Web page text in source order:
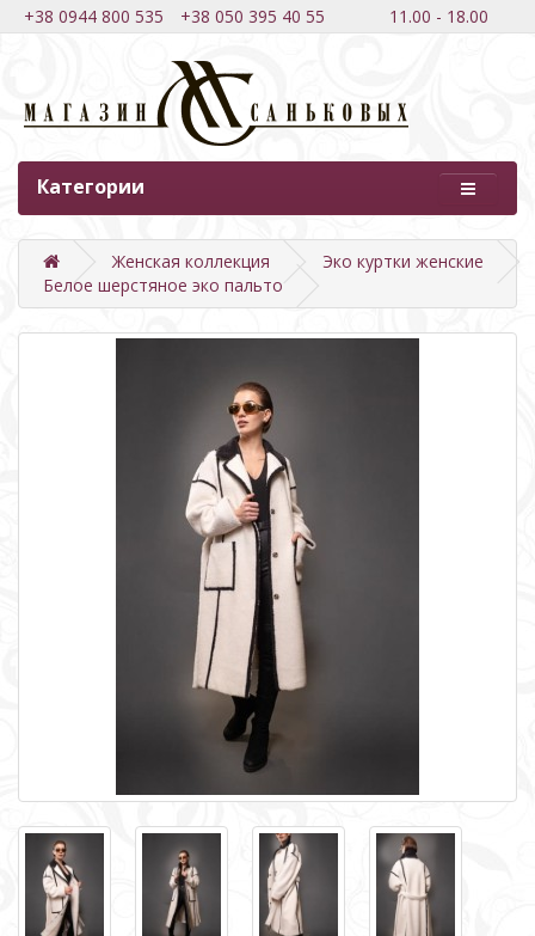
+38 0944 800 535 +38 050 395 40 55 11.00 - 18.00
Категории
Женская коллекция
Эко куртки женские
Белое шерстяное эко пальто